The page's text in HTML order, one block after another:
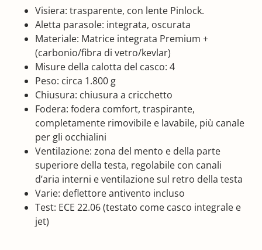
Visiera: trasparente, con lente Pinlock.
Aletta parasole: integrata, oscurata
Materiale: Matrice integrata Premium +
(carbonio/fibra di vetro/kevlar)
Misure della calotta del casco: 4
Peso: circa 1.800 g
Chiusura: chiusura a cricchetto
Fodera: fodera comfort, traspirante,
completamente rimovibile e lavabile, più canale
per gli occhialini
Ventilazione: zona del mento e della parte
superiore della testa, regolabile con canali
d’aria interni e ventilazione sul retro della testa
Varie: deflettore antivento incluso
Test: ECE 22.06 (testato come casco integrale e
jet)